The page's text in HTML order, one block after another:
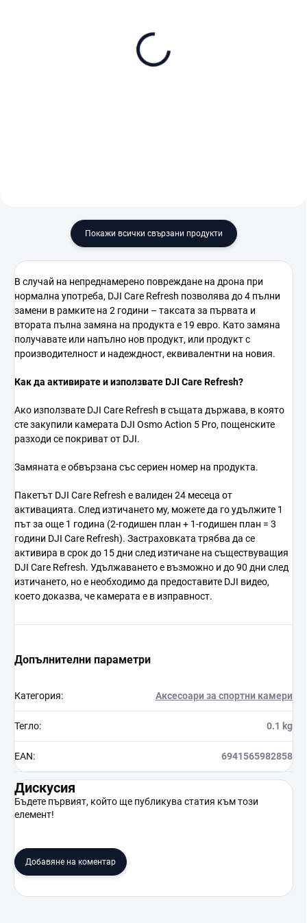
Покажи всички свързани продукти
В случай на непреднамерено повреждане на дрона при
нормална употреба, DJI Care Refresh позволява до 4 пълни
замени в рамките на 2 години – таксата за първата и
втората пълна замяна на продукта е 19 евро. Катозамяна
получавате или напълно нов продукт, или продуктс
производителност и надеждност, еквивалентни на новия.
Какда активиратеиизползватеDJI CareRefresh?
Ако използвате DJI Care Refresh всъщата държава, в която
стезакупили камерата DJI OsmoAction 5 Pro, пощенските
разходи се покриватот DJI.
Замяната еобвързана съссериен номер на продукта.
Пакетът DJI Care Refresh е валиден 24 месеца от
активацията. След изтичането му, можете да гоудължите 1
пътза още 1 година (2-годишен план + 1-годишен план = 3
години DJI Care Refresh). Застраховката трябва да се
активира всрок до 15 дни след изтичане на съществуващия
DJI Care Refresh. Удължаванетое възможно и до 90 дни след
изтичането, ное необходимо да предоставите DJI видео,
което доказва, че камерата е в изправност.
Допълнителни параметри
Категория: Аксесоари за спортни камери
Тегло: 0.1 kg
EAN: 6941565982858
Дискусия
Бъдете първият, който ще публикува статия към този
елемент!
Добавяне на коментар